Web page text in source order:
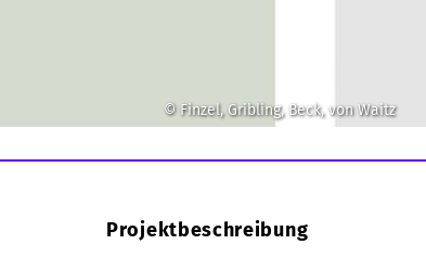
© Finzel, Gribling, Beck, von Waitz
Projektbeschreibung